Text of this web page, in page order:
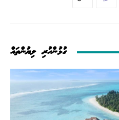
ގުޅުންހުރި ލިޔުންތައް